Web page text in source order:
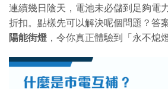
連續幾日陰天，電池未必儲到足夠電
折扣。點樣先可以解決呢個問題？答
陽能街燈，令你真正體驗到「永不熄